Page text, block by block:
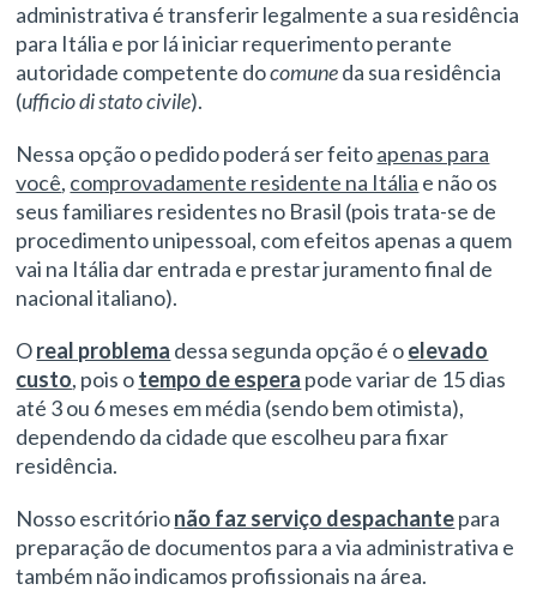
administrativa é transferir legalmente a sua residência
para Itália e por lá iniciar requerimento perante
autoridade competente docomuneda sua residência
(ufficio di stato civile).
Nessa opção o pedido poderá ser feitoapenas para
você, comprovadamente residente na Itália e não os
seus familiares residentes no Brasil (pois trata-se de
procedimento unipessoal, com efeitos apenas a quem
vai na Itália dar entrada e prestar juramento final de
nacional italiano).
Oreal problema dessa segunda opção é oelevado
custo, pois otempo de espera pode variar de 15 dias
até 3 ou 6 meses em média (sendo bem otimista),
dependendo da cidade que escolheu para fixar
residência.
Nosso escritórionão faz serviço despachantepara
preparação de documentos para a via administrativa e
também não indicamos profissionais na área.